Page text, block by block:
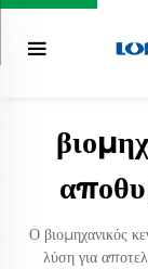
Ο βιομηχανικός
λύση για